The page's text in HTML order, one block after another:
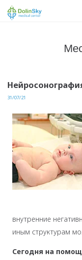
31/07/21
внутренние
иным структурам
Сегодня на